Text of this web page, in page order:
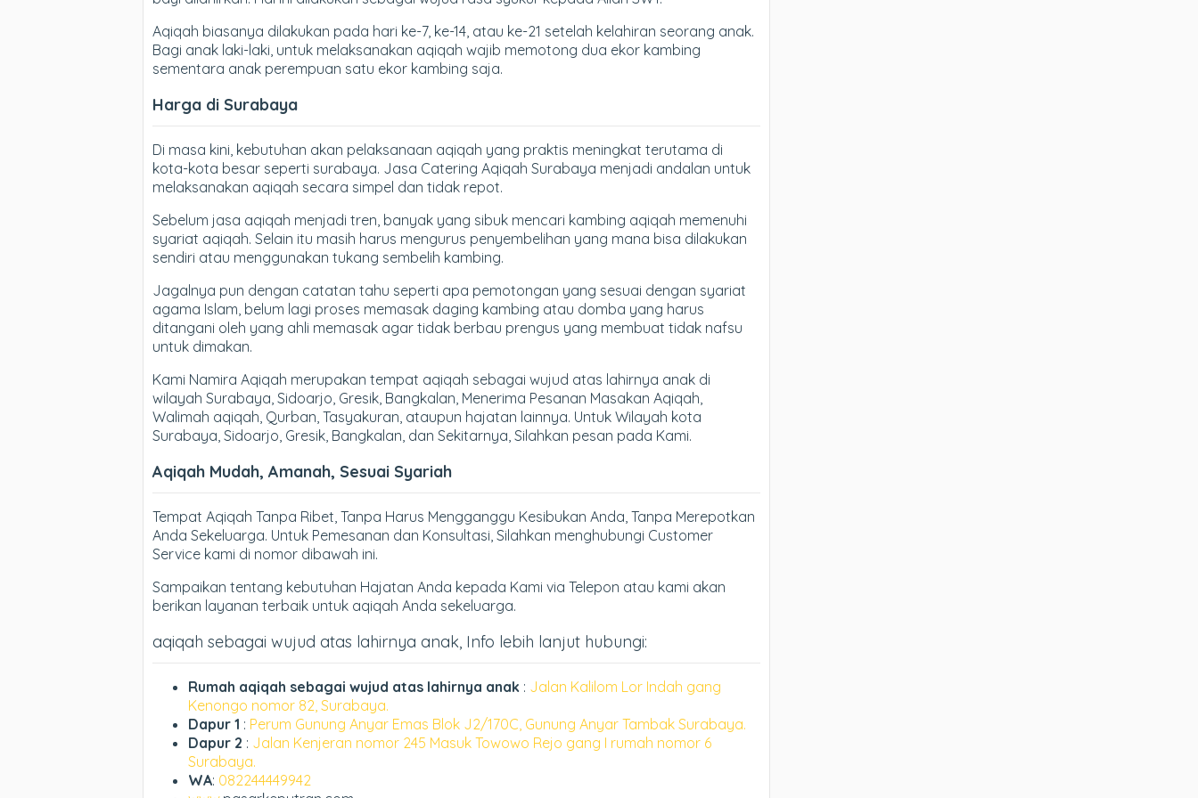
Aqiqah biasanya dilakukan pada hari ke-7, ke-14, atau ke-21 setelah kelahiran seorang anak.
Bagi anak laki-laki, untuk melaksanakan aqiqah wajib memotong dua ekor kambing
sementara anak perempuan satu ekor kambing saja.
Harga di Surabaya
Di masa kini, kebutuhan akan pelaksanaan aqiqah yang praktis meningkat terutama di
kota-kota besar seperti surabaya. Jasa Catering Aqiqah Surabaya menjadi andalan untuk
melaksanakan aqiqah secara simpel dan tidak repot.
Sebelum jasa aqiqah menjadi tren, banyak yang sibuk mencari kambing aqiqah memenuhi
syariat aqiqah. Selain itu masih harus mengurus penyembelihan yang mana bisa dilakukan
sendiri atau menggunakan tukang sembelih kambing.
Jagalnya pun dengan catatan tahu seperti apa pemotongan yang sesuai dengan syariat
agama Islam, belum lagi proses memasak daging kambing atau domba yang harus
ditangani oleh yang ahli memasak agar tidak berbau prengus yang membuat tidak nafsu
untuk dimakan.
Kami Namira Aqiqah merupakan tempat aqiqah sebagai wujud atas lahirnya anak di
wilayah Surabaya, Sidoarjo, Gresik, Bangkalan, Menerima Pesanan Masakan Aqiqah,
Walimah aqiqah, Qurban, Tasyakuran, ataupun hajatan lainnya. Untuk Wilayah kota
Surabaya, Sidoarjo, Gresik, Bangkalan, dan Sekitarnya, Silahkan pesan pada Kami.
Aqiqah Mudah, Amanah, Sesuai Syariah
Tempat Aqiqah Tanpa Ribet, Tanpa Harus Mengganggu Kesibukan Anda, Tanpa Merepotkan
Anda Sekeluarga. Untuk Pemesanan dan Konsultasi, Silahkan menghubungi Customer
Service kami di nomor dibawah ini.
Sampaikan tentang kebutuhan Hajatan Anda kepada Kami via Telepon atau kami akan
berikan layanan terbaik untuk aqiqah Anda sekeluarga.
aqiqah sebagai wujud atas lahirnya anak, Info lebih lanjut hubungi:
Rumah aqiqah sebagai wujud atas lahirnya anak : Jalan Kalilom Lor Indah gang
Kenongo nomor 82, Surabaya.
Dapur 1 : Perum Gunung Anyar Emas Blok J2/170C, Gunung Anyar Tambak Surabaya.
Dapur 2 : Jalan Kenjeran nomor 245 Masuk Towowo Rejo gang I rumah nomor 6
Surabaya.
WA: 082244449942